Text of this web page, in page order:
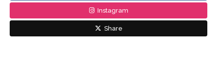
Instagram
Share